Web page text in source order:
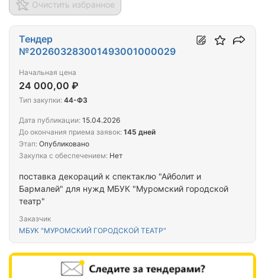
Очистить избранное
поставка декораций к спектаклю "Айболит и
Бармалей" для нужд МБУК "Муромский городской
театр"
Заказчик
МБУК "МУРОМСКИЙ ГОРОДСКОЙ ТЕАТР"
Тендер
№202603283001493001000029
Начальная цена
24 000,00 ₽
Тип закупки: 44-ФЗ
Дата публикации: 15.04.2026
До окончания приема заявок: 145 дней
Этап: Опубликовано
Закупка с обеспечением: Нет